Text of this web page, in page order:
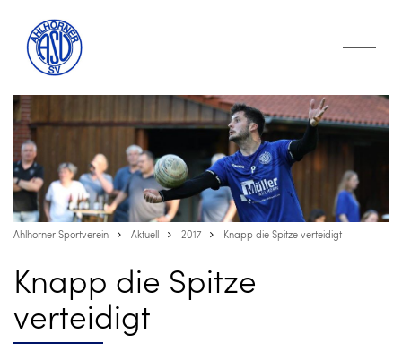
Ahlhorner Sportverein Aktuell 2017 Knapp die Spitze verteidigt
Knapp die Spitze
verteidigt